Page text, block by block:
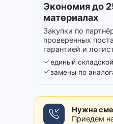
Экономия до
материалах
Закупки по
проверенных
гарантией и
единый
замены по
Нужна
Приедем